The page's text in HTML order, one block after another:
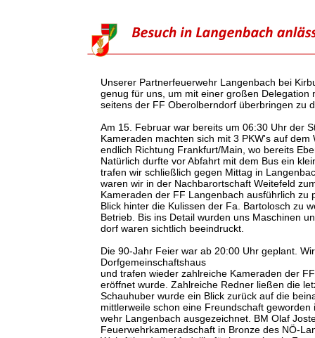
Unserer Partnerfeuerwehr Langenbach bei
genug für uns, um mit einer großen
seitens der FF Oberolberndorf überbringen zu
Am 15. Februar war bereits um 06:30 Uhr der
Kameraden machten sich mit 3 PKW's auf
endlich Richtung Frankfurt/Main, wo bereits
Natürlich durfte vor Abfahrt mit dem Bus ein
trafen wir schließlich gegen Mittag in
waren wir in der Nachbarortschaft Weitefeld
Kameraden der FF Langenbach ausführlich
Blick hinter die Kulissen der Fa. Bartolosch zu
Betrieb. Bis ins Detail wurden uns Maschinen
dorf waren sichtlich beeindruckt.
Die 90-Jahr Feier war ab 20:00 Uhr geplant.
Dorfgemeinschaftshaus
und trafen wieder zahlreiche Kameraden der
eröffnet wurde. Zahlreiche Redner ließen die
Schauhuber wurde ein Blick zurück auf die
mittlerweile schon eine Freundschaft
wehr Langenbach ausgezeichnet. BM Olaf
Feuerwehrkameradschaft in Bronze des NÖ-